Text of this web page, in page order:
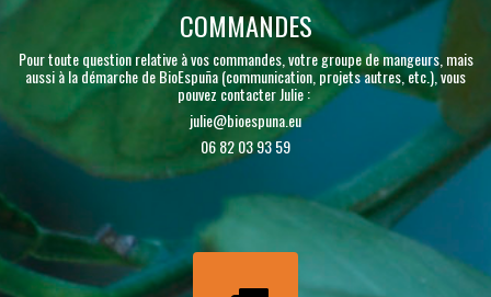
COMMANDES
Pour toute question relative à vos commandes, votre groupe de mangeurs, mais
aussi à la démarche de BioEspuña (communication, projets autres, etc.), vous
pouvez contacter Julie :
julie@bioespuna.eu
06 82 03 93 59